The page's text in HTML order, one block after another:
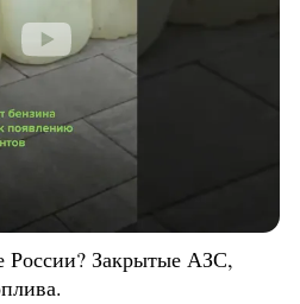
Закрытые АЗС,